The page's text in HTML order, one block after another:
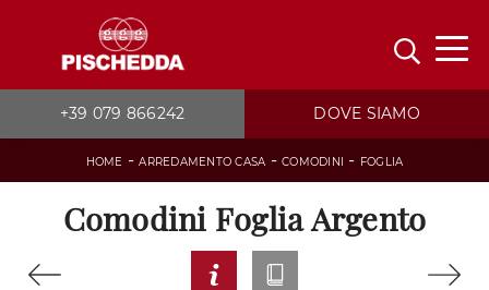
+39 079 866242 DOVE SIAMO
HOME -ARREDAMENTO CASA -COMODINI - FOGLIA
Comodini Foglia Argento